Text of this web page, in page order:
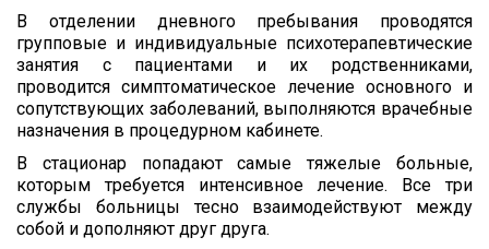
В отделении дневного пребывания проводятся
групповые и индивидуальные психотерапевтические
занятия с пациентами и их родственниками,
проводится симптоматическое лечение основного и
сопутствующих заболеваний, выполняются врачебные
назначения в процедурном кабинете.
В стационар попадают самые тяжелые больные,
которым требуется интенсивное лечение. Все три
службы больницы тесно взаимодействуют между
собой и дополняют друг друга.